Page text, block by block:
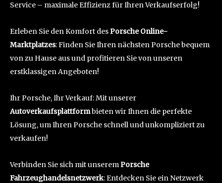
Service – maximale Effizienz für Ihren Verkaufserfolg!
Erleben Sie den Komfort desPorsche Online-
Marktplatzes: Finden Sie Ihren nächsten Porsche bequem
von zu Hause aus und profitieren Sie von unseren
erstklassigen Angeboten!
Ihr Porsche, Ihr Verkauf: Mit unserer
Autoverkaufsplattformbieten wir Ihnen die perfekte
Lösung, um Ihren Porsche schnell und unkompliziert zu
verkaufen!
Verbinden Sie sich mit unseremPorsche
Fahrzeughandelsnetzwerk: Entdecken Sie ein Netzwerk